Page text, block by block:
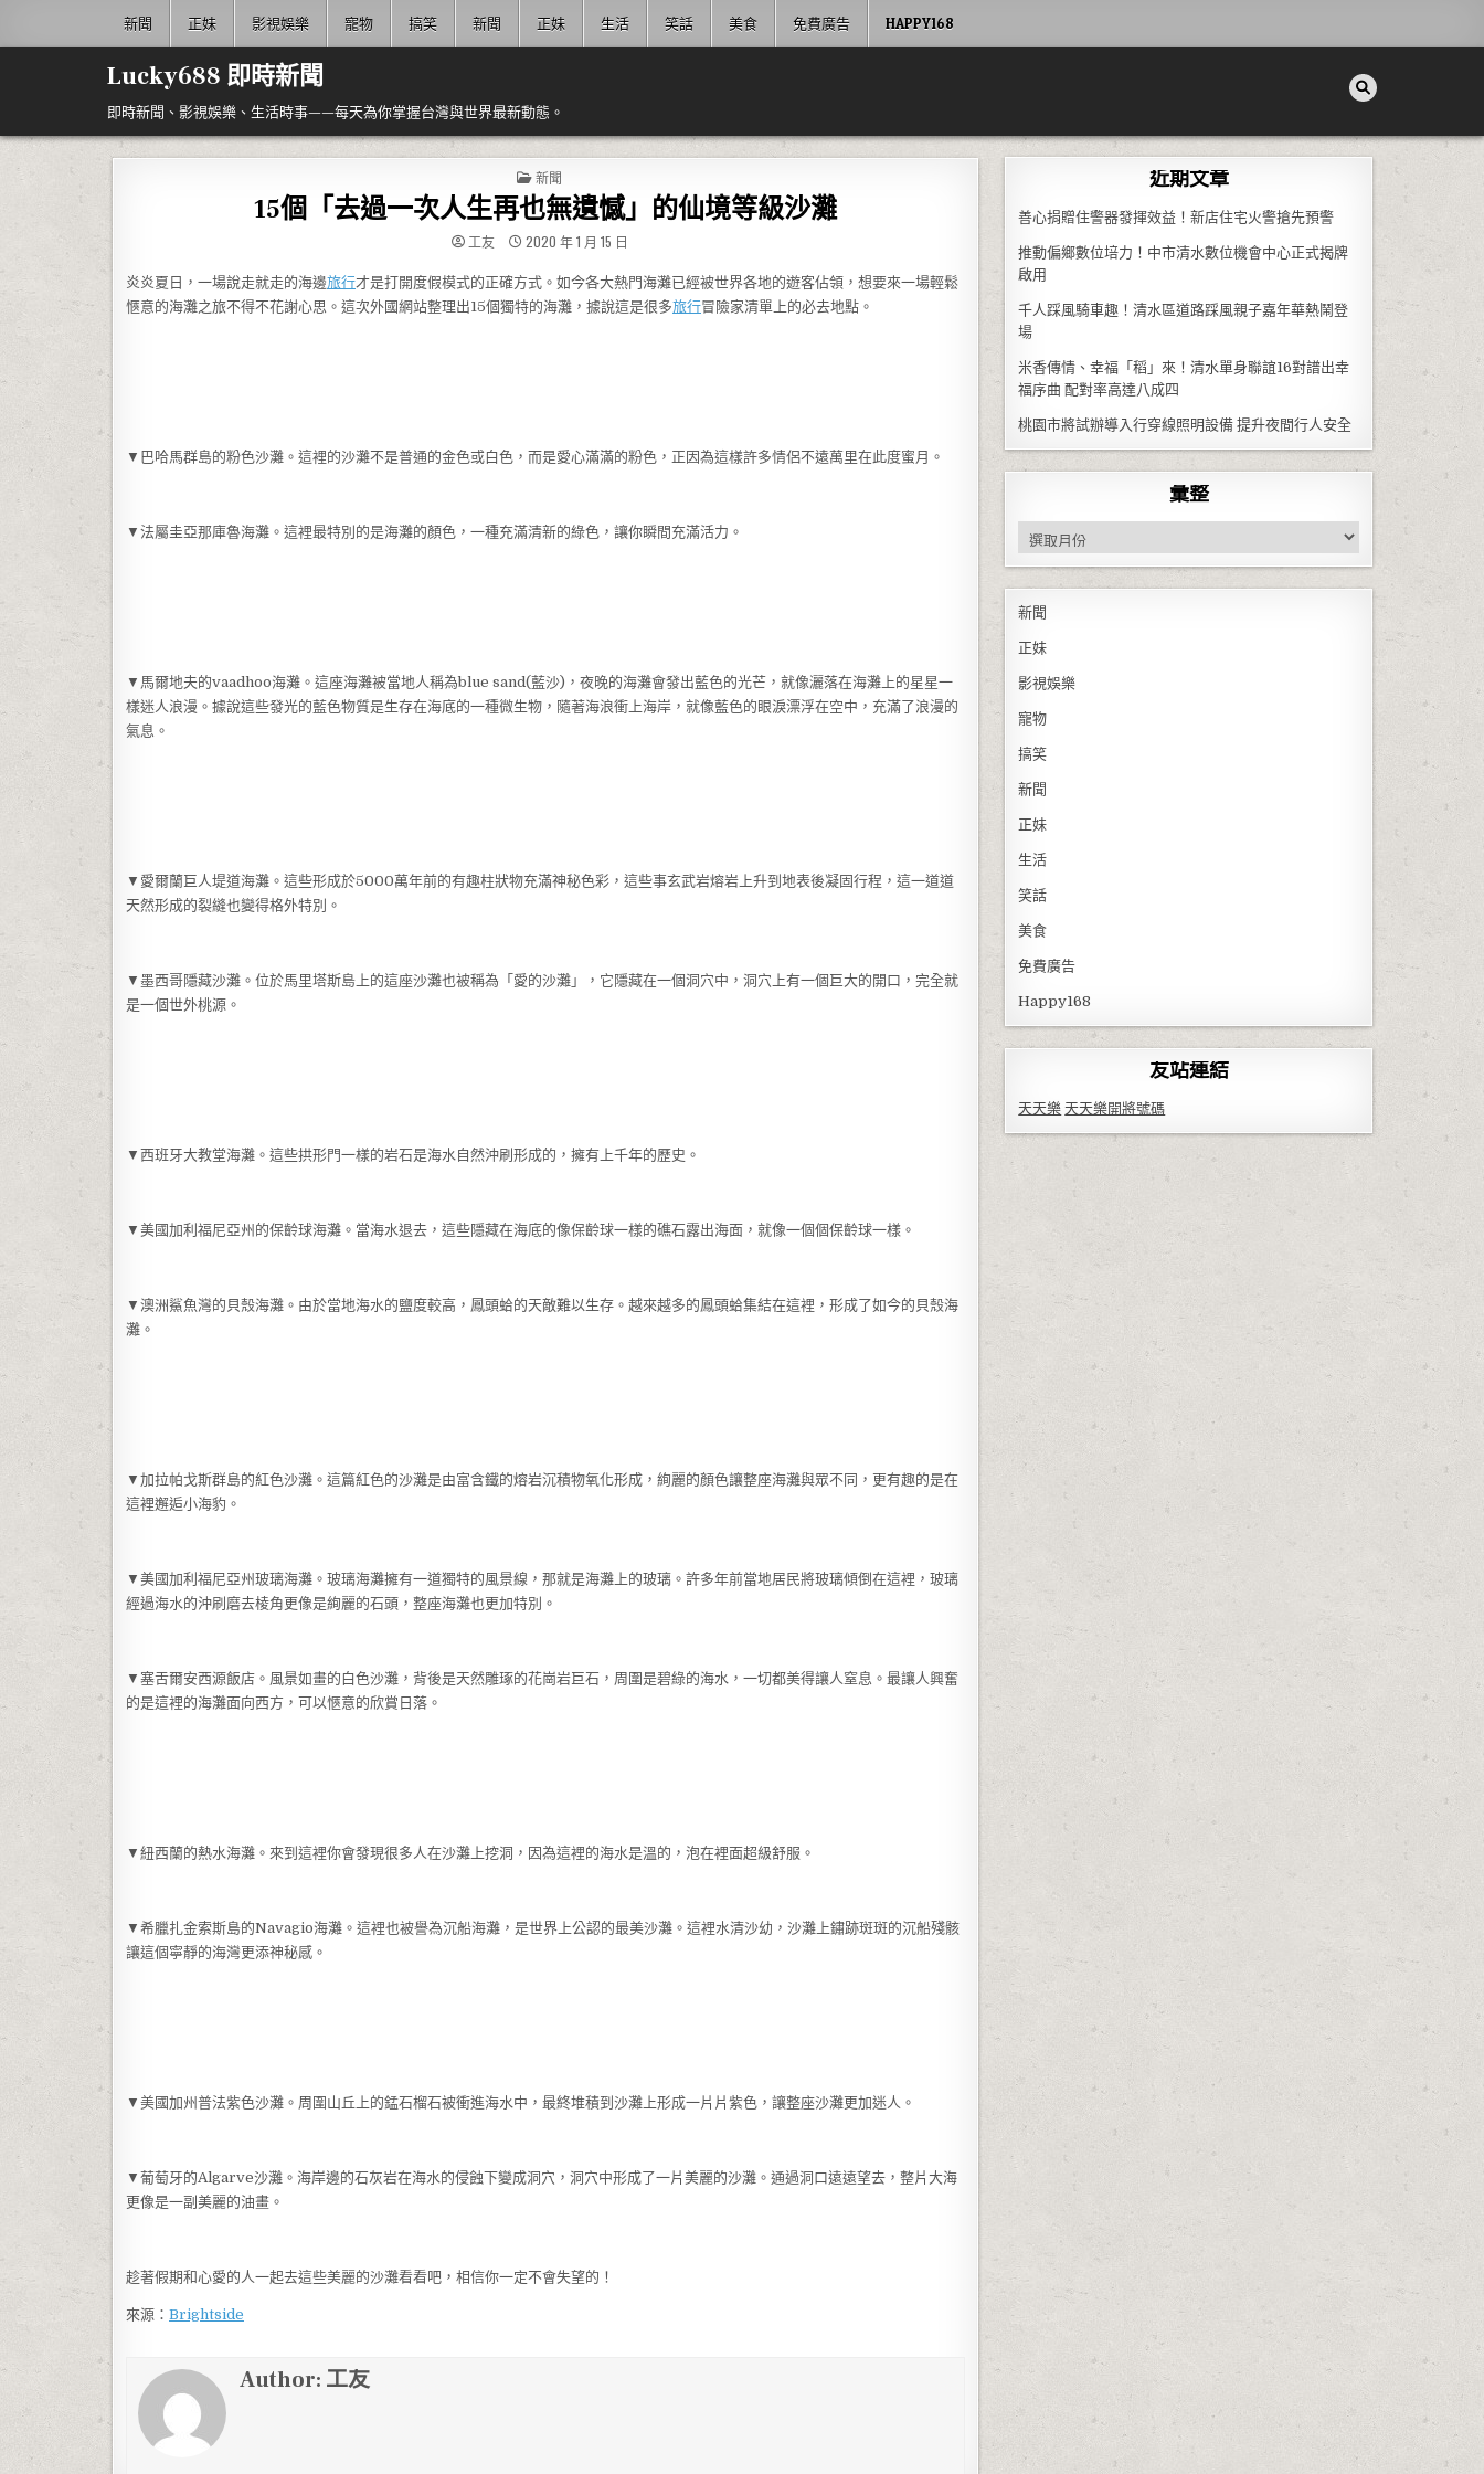
新聞 正妹 影視娛樂 寵物 搞笑 新聞 正妹 生活 笑話 美食 免費廣告 HAPPY168
Lucky688 即時新聞
即時新聞、影視娛樂、生活時事——每天為你掌握台灣與世界最新動態。
POSTED IN
新聞
15個「去過一次人生再也無遺憾」的仙境等級沙灘
工友 2020 年 1 月 15 日
炎炎夏日，一場說走就走的海邊旅行才是打開度假模式的正確方式。如今各大熱門海灘已經被世界各地的遊客佔領，想要來一場輕鬆
愜意的海灘之旅不得不花謝心思。這次外國網站整理出15個獨特的海灘，據說這是很多旅行冒險家清單上的必去地點。
▼巴哈馬群島的粉色沙灘。這裡的沙灘不是普通的金色或白色，而是愛心滿滿的粉色，正因為這樣許多情侶不遠萬里在此度蜜月。
▼法屬圭亞那庫魯海灘。這裡最特別的是海灘的顏色，一種充滿清新的綠色，讓你瞬間充滿活力。
▼馬爾地夫的vaadhoo海灘。這座海灘被當地人稱為blue sand(藍沙)，夜晚的海灘會發出藍色的光芒，就像灑落在海灘上的星星一
樣迷人浪漫。據說這些發光的藍色物質是生存在海底的一種微生物，隨著海浪衝上海岸，就像藍色的眼淚漂浮在空中，充滿了浪漫的
氣息。
▼愛爾蘭巨人堤道海灘。這些形成於5000萬年前的有趣柱狀物充滿神秘色彩，這些事玄武岩熔岩上升到地表後凝固行程，這一道道
天然形成的裂縫也變得格外特別。
▼墨西哥隱藏沙灘。位於馬里塔斯島上的這座沙灘也被稱為「愛的沙灘」，它隱藏在一個洞穴中，洞穴上有一個巨大的開口，完全就
是一個世外桃源。
▼西班牙大教堂海灘。這些拱形門一樣的岩石是海水自然沖刷形成的，擁有上千年的歷史。
▼美國加利福尼亞州的保齡球海灘。當海水退去，這些隱藏在海底的像保齡球一樣的礁石露出海面，就像一個個保齡球一樣。
▼澳洲鯊魚灣的貝殼海灘。由於當地海水的鹽度較高，鳳頭蛤的天敵難以生存。越來越多的鳳頭蛤集結在這裡，形成了如今的貝殼海
灘。
▼加拉帕戈斯群島的紅色沙灘。這篇紅色的沙灘是由富含鐵的熔岩沉積物氧化形成，絢麗的顏色讓整座海灘與眾不同，更有趣的是在
這裡邂逅小海豹。
▼美國加利福尼亞州玻璃海灘。玻璃海灘擁有一道獨特的風景線，那就是海灘上的玻璃。許多年前當地居民將玻璃傾倒在這裡，玻璃
經過海水的沖刷磨去棱角更像是絢麗的石頭，整座海灘也更加特別。
▼塞舌爾安西源飯店。風景如畫的白色沙灘，背後是天然雕琢的花崗岩巨石，周圍是碧綠的海水，一切都美得讓人窒息。最讓人興奮
的是這裡的海灘面向西方，可以愜意的欣賞日落。
▼紐西蘭的熱水海灘。來到這裡你會發現很多人在沙灘上挖洞，因為這裡的海水是溫的，泡在裡面超級舒服。
▼希臘扎金索斯島的Navagio海灘。這裡也被譽為沉船海灘，是世界上公認的最美沙灘。這裡水清沙幼，沙灘上鏽跡斑斑的沉船殘骸
讓這個寧靜的海灣更添神秘感。
▼美國加州普法紫色沙灘。周圍山丘上的錳石榴石被衝進海水中，最終堆積到沙灘上形成一片片紫色，讓整座沙灘更加迷人。
▼葡萄牙的Algarve沙灘。海岸邊的石灰岩在海水的侵蝕下變成洞穴，洞穴中形成了一片美麗的沙灘。通過洞口遠遠望去，整片大海
更像是一副美麗的油畫。
趁著假期和心愛的人一起去這些美麗的沙灘看看吧，相信你一定不會失望的！
來源： Brightside
Author: 工友
近期文章
善心捐贈住警器發揮效益！新店住宅火警搶先預警
推動偏鄉數位培力！中市清水數位機會中心正式揭牌
啟用
千人踩風騎車趣！清水區道路踩風親子嘉年華熱鬧登
場
米香傳情、幸福「稻」來！清水單身聯誼16對譜出幸
福序曲 配對率高達八成四
桃園市將試辦導入行穿線照明設備 提升夜間行人安全
彙整
彙整
新聞
正妹
影視娛樂
寵物
搞笑
新聞
正妹
生活
笑話
美食
免費廣告
Happy168
友站連結
天天樂 天天樂開將號碼